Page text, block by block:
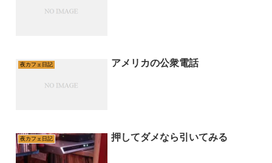
夜カフェ日記 アメリカの公衆電話
夜カフェ日記 押してダメなら引いてみる